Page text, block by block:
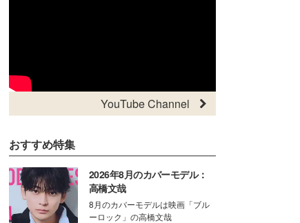
YouTube Channel
おすすめ特集
2026年8月のカバーモデル：
高橋文哉
8月のカバーモデルは映画「ブル
ーロック」の高橋文哉